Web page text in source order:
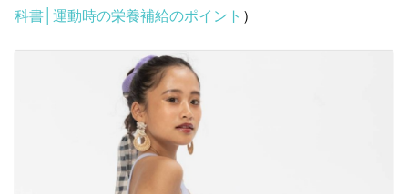
科書│運動時の栄養補給のポイント ）